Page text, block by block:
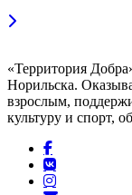
«Территория
Норильска.
взрослым,
культуру и спорт,